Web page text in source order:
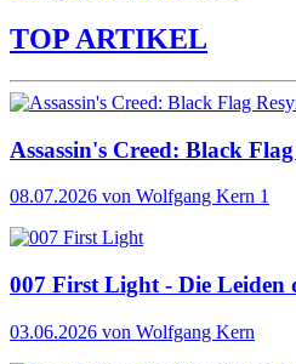
TOP ARTIKEL
Assassin's Creed: Black
08.07.2026 von Wolfgang Kern 1
007 First Light - Die Leiden
03.06.2026 von Wolfgang Kern